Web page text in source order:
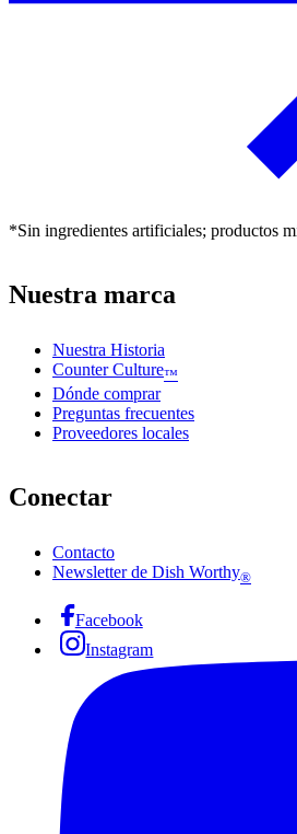
*Sin ingredientes artificiales; productos
Nuestra marca
Nuestra Historia
Counter Culture™
Dónde comprar
Preguntas frecuentes
Proveedores locales
Conectar
Contacto
Newsletter de Dish Worthy®
Facebook
Instagram